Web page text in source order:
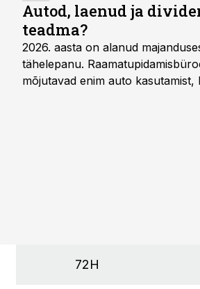
Autod, laenud ja
teadma?
2026. aasta on alanud
tähelepanu.
mõjutavad enim auto
72H